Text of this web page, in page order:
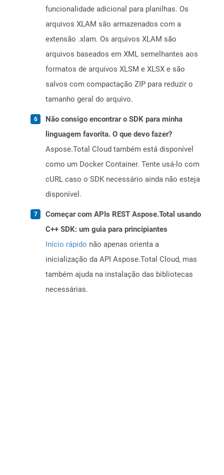
funcionalidade adicional para planilhas. Os
arquivos XLAM são armazenados com a
extensão .xlam. Os arquivos XLAM são
arquivos baseados em XML semelhantes aos
formatos de arquivos XLSM e XLSX e são
salvos com compactação ZIP para reduzir o
tamanho geral do arquivo.
Não consigo encontrar o SDK para minha
linguagem favorita. O que devo fazer?
Aspose.Total Cloud também está disponível
como um Docker Container. Tente usá-lo com
cURL caso o SDK necessário ainda não esteja
disponível.
Começar com APIs REST Aspose.Total usando
C++ SDK: um guia para principiantes
Início rápido não apenas orienta a
inicialização da API Aspose.Total Cloud, mas
também ajuda na instalação das bibliotecas
necessárias.